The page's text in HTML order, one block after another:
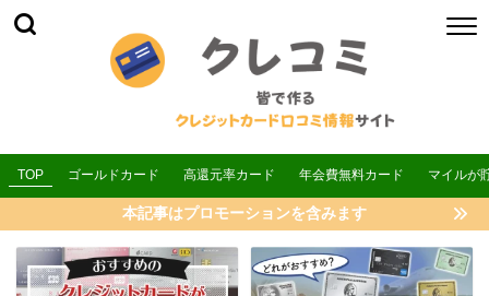
TOP ゴールドカード 高還元率カード 年会費無料カード マイルが
本記事はプロモーションを含みます